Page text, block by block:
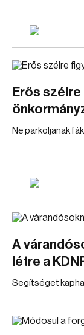
Erős
Ne parkoljanak fák
A
létre a
Segítséget